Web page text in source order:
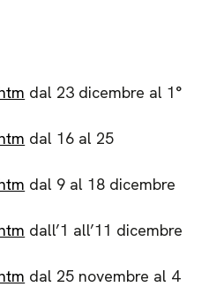
dal 23 dicembre al 1°
dal 16 al 25
dal 9 al 18 dicembre
dall’1 all’11 dicembre
dal 25 novembre al 4